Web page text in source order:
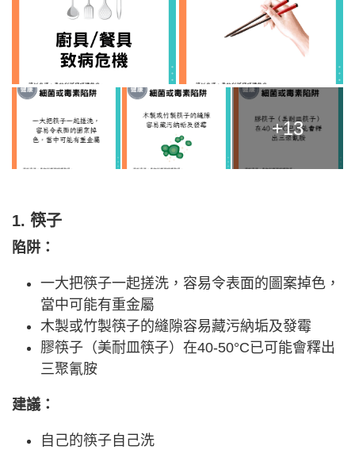
+13
1. 筷子
陷阱：
一大把筷子一起搓洗，容易令表面的圖案掉色，
當中可能有重金屬
木製或竹製筷子的縫隙容易藏污納垢及發霉
膠筷子（美耐皿筷子）在40-50°C已可能會釋出
三聚氰胺
建議：
自己的筷子自己洗